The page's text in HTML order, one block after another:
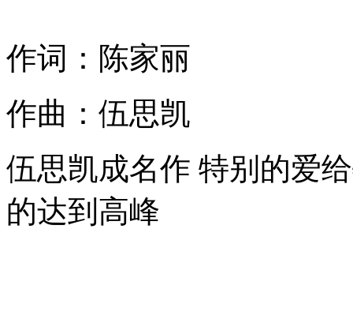
作词：陈家丽
作曲：伍思凯
伍思凯成名作 特别的爱
的达到高峰